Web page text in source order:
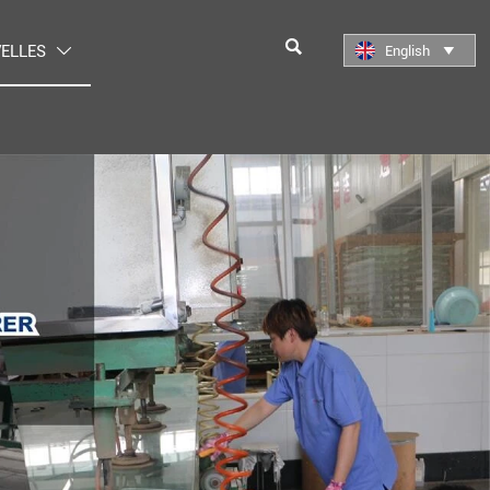
  English 